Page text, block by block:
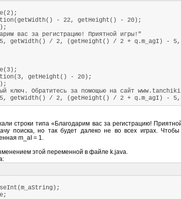
- 22, getHeight() - 20);
вас за регистрацию! Приятной игры!"
getWidth() / 2, (getHeight() / 2 + q.m_agI) -
getHeight() - 20);
ключ. Обратитесь за помощью на сайт
getWidth() / 2, (getHeight() / 2 + q.m_agI) -
строки типа «Благодарим вас за регистрацию!
поиска, но так будет далеко не во всех играх.
m_aI = 1.
этой переменной в файле k.java.